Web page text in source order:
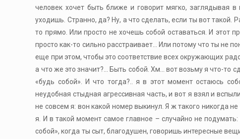
человек хочет быть ближе и говорит мягко, заглядывая
уходишь. Странно, да? Ну, а что сделать, если ты вот
то прямо. Или просто не хочешь собой оставаться. И этот
просто как-то сильно расстраивает… Или потому что ты не
еще при этом, чтобы это соответствие всех окружающих
а что же это значит?… Быть собой. Хм… вот возьму я что-то
«будь собой». И что тогда?.. я в этот момент остаюсь
неудобная стыдная агрессивная часть, и вот я взял и
не совсем я: вон какой номер выкинул. Я ж такого никогда
я. И в такой момент самое главное – случайно не
собой», когда ты сыт, благодушен, говоришь интересные